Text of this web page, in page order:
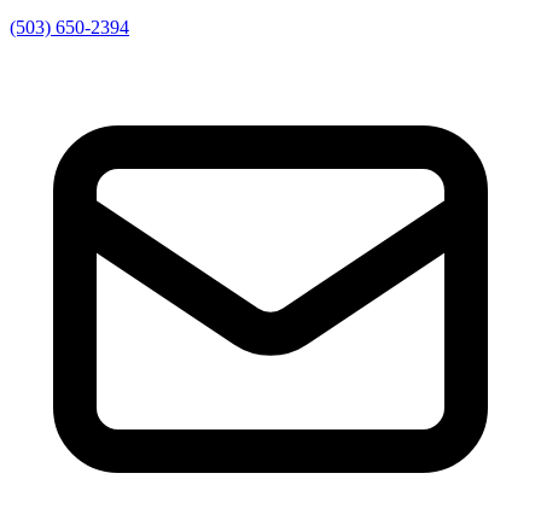
(503) 650-2394